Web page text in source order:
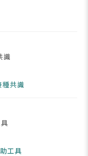
識
種共識
工具